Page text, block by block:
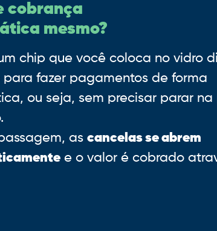
cobrança
mesmo?
chip que você coloca no vidro
para fazer pagamentos de forma
ou seja, sem precisar parar
as cancelas se abrem
e o valor é cobrado